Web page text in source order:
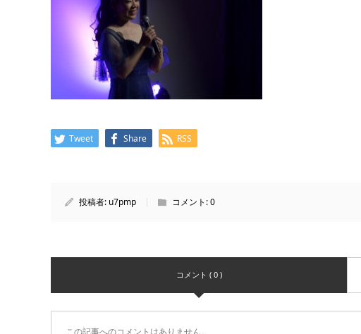
Tweet Share RSS
投稿者: u7pmp コメント:0
コメント ( 0 )
この記事へのコメントはありません。